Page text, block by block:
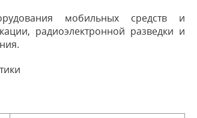
мобильных средств и
радиоэлектронной разведки и